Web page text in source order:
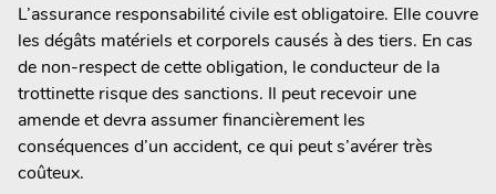
L’assurance responsabilité civile est obligatoire. Elle couvre
les dégâts matériels et corporels causés à des tiers. En cas
de non-respect de cette obligation, le conducteur de la
trottinette risque des sanctions. Il peut recevoir une
amende et devra assumer financièrement les
conséquences d’un accident, ce qui peut s’avérer très
coûteux.